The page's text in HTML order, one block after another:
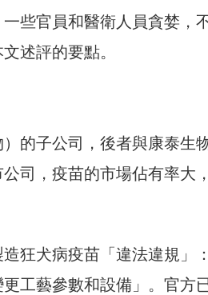
些官員和醫衛人員貪婪，
述評的要點。
的子公司，後者與康泰生
司，疫苗的市場佔有率大
狂犬病疫苗「違法違規」
工藝參數和設備」。官方